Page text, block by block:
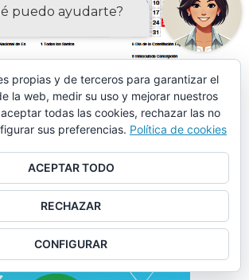
provisional de la modificación de
reguladora del Impuesto sobre Bienes
Inmuebles
provisional de la modificación de
fiscales de las tasas de agua potable,
cementerio municipal y mercados
propias y de terceros para garantizar el
la web, medir su uso y mejorar nuestros
todas las cookies, rechazar las no
sus preferencias. Política de cookies
ACEPTAR TODO
RECHAZAR
CONFIGURAR